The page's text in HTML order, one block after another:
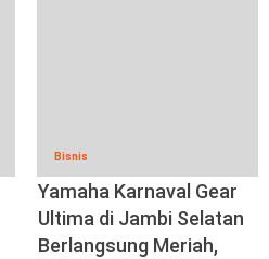
Bisnis
Yamaha Karnaval Gear
Ultima di Jambi Selatan
Berlangsung Meriah,